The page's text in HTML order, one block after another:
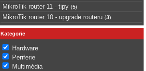
MikroTik router 11 - tipy (5)
MikroTik router 10 - upgrade routeru (3)
Kategorie
Hardware
Periferie
Multimédia